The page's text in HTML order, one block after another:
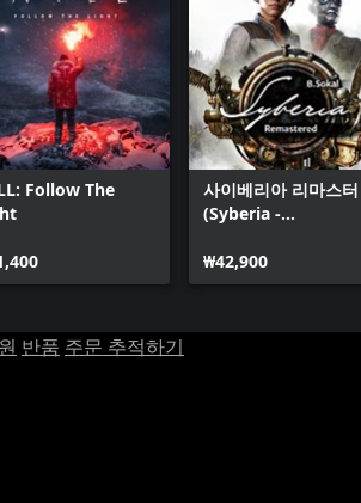
Follow The
사이베리아 리마스터
(Syberia -
₩42,900
반품 주문 추적하기